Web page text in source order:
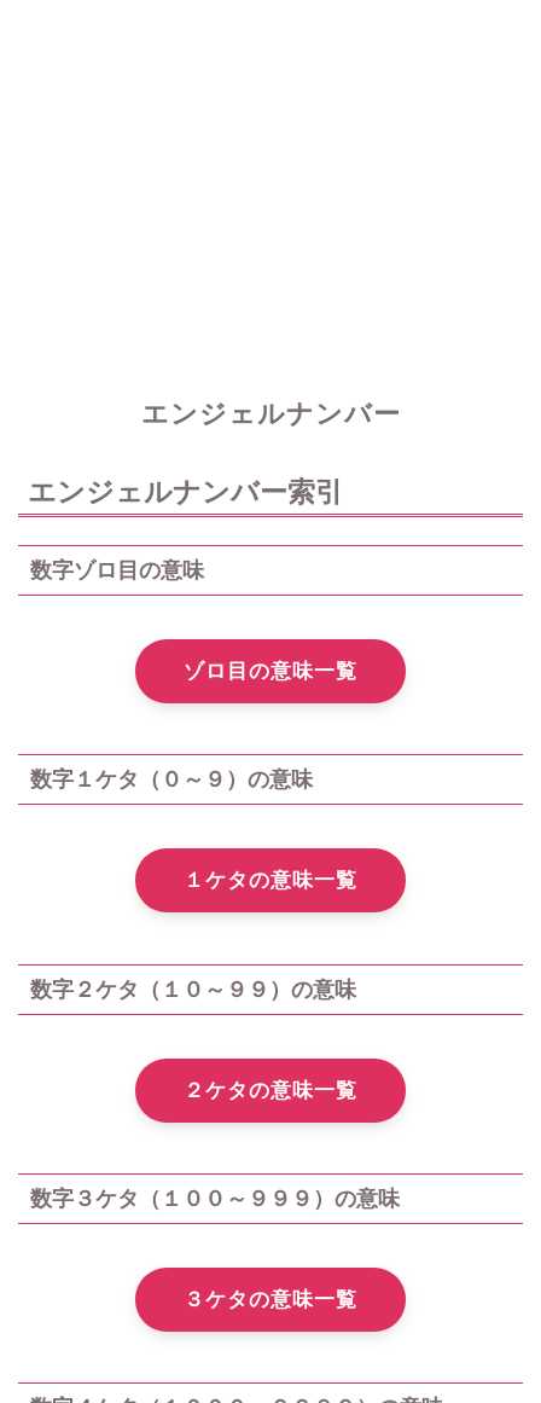
エンジェルナンバー
エンジェルナンバー索引
数字ゾロ目の意味
ゾロ目の意味一覧
数字１ケタ（０～９）の意味
１ケタの意味一覧
数字２ケタ（１０～９９）の意味
２ケタの意味一覧
数字３ケタ（１００～９９９）の意味
３ケタの意味一覧